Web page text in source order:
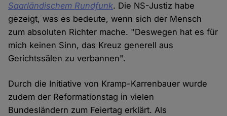
Saarländischem Rundfunk. Die NS-Justiz habe
gezeigt, was es bedeute, wenn sich der Mensch
zum absoluten Richter mache. "Deswegen hat es für
mich keinen Sinn, das Kreuz generell aus
Gerichtssälen zu verbannen".
Durch die Initiative von Kramp-Karrenbauer wurde
zudem der Reformationstag in vielen
Bundesländern zum Feiertag erklärt. Als